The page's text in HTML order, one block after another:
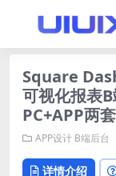
Square
可视化报表
PC+APP两
APP设计 B端后台
详情介绍